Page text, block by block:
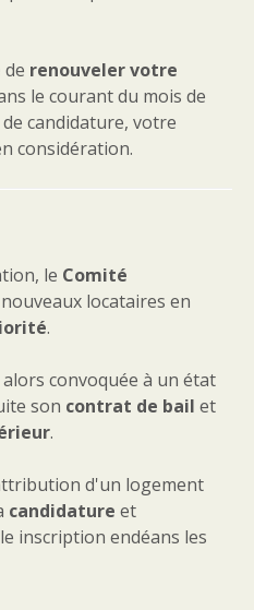
de renouveler votre
le courant du mois de
candidature, votre
considération.
le Comité
locataires en
.
convoquée à un état
son contrat de bail et
.
d'un logement
candidature et
inscription endéans les